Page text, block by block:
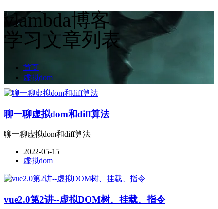
vlambda博客
学习文章列表
首页
虚拟dom
聊一聊虚拟dom和diff算法
聊一聊虚拟dom和diff算法
2022-05-15
虚拟dom
vue2.0第2讲--虚拟DOM树、挂载、指令